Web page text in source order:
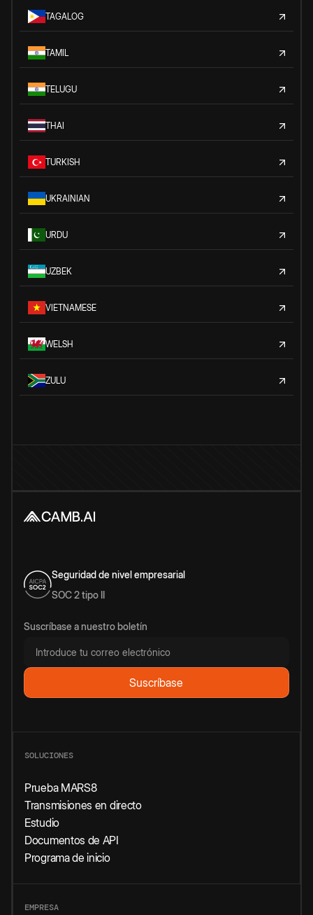
TAGALOG
TAMIL
TELUGU
THAI
TURKISH
UKRAINIAN
URDU
UZBEK
VIETNAMESE
WELSH
ZULU
Seguridad de nivel empresarial
SOC 2 tipo II
Suscríbase a nuestro boletín
SOLUCIONES
Prueba MARS8
Transmisiones en directo
Estudio
Documentos de API
Programa de inicio
EMPRESA